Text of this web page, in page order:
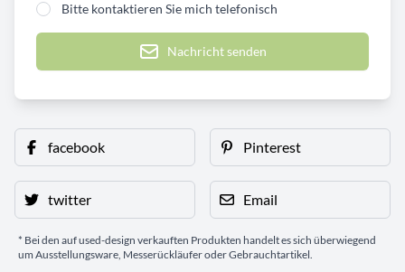
Bitte kontaktieren Sie mich telefonisch
Nachricht senden
facebook Pinterest
twitter Email
* Bei den auf used-design verkauften Produkten handelt es sich überwiegend
um Ausstellungsware, Messerückläufer oder Gebrauchtartikel.